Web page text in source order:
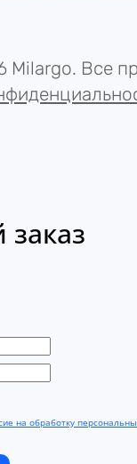
Milargo. Все
на обработку